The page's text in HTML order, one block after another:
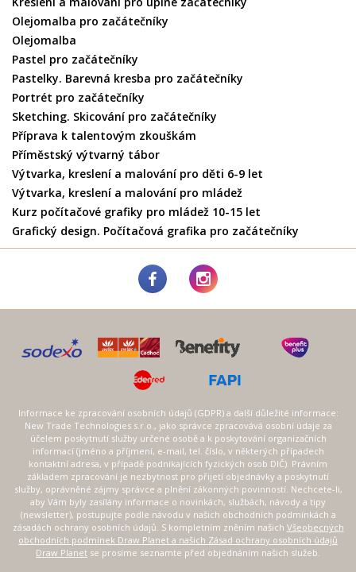
Olejomalba pro začátečníky
Olejomalba
Pastel pro začátečníky
Pastelky. Barevná kresba pro začátečníky
Portrét pro začátečníky
Sketching. Skicování pro začátečníky
Příprava k talentovým zkouškám
Příměstský výtvarný tábor
Výtvarka, kreslení a malování pro děti 6-9 let
Výtvarka, kreslení a malování pro mládež
Kurz počítačové grafiky pro mládež 10-15 let
Grafický design. Počítačová grafika pro začátečníky
Informace ke zpracování osobních údajů (GDPR) a další důležité informace:
New Trade Technologies s.r.o., jako správce zpracovává osobní údaje za
účelem poskytnutí služby určené osobě a k poskytování organizačních
informací (jméno a příjmení, e-mail, tel. číslo, v některých případech
kontaktní adresa, v případě podnikajících fyzických osob DIČ). Právním
základem zpracování je nezbytnost pro přijetí objednávky a poskytnutí
služby, oprávněné zájmy správce a plnění zákonných povinností. Nechcete-li,
aby Vám byly zasílány informace o novinkách, službách, návody a tipy
(newsletter), postupujte podle návodu v našich obchodních podmínkách a
zásadách ochrany osobních údajů. S kompletním zněním našich Všeobecných
obchodních podmínek Draw Planet a našich Zásad ochrany osobních údajů
Draw Planet se prosíme seznamte před objednáním našich služeb.